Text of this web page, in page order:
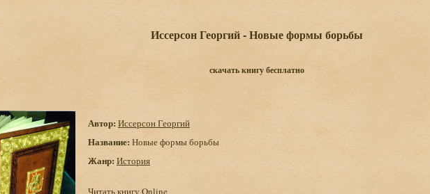
Иссерсон Георгий - Новые формы борьбы
скачать книгу бесплатно
Автор: Иссерсон Георгий
Название: Новые формы борьбы
Жанр: История
Читать книгу Online